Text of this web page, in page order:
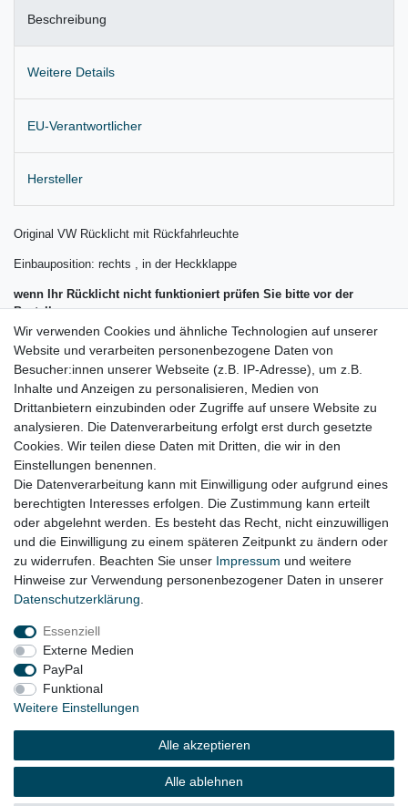
Beschreibung
Weitere Details
EU-Verantwortlicher
Hersteller
Original VW Rücklicht mit Rückfahrleuchte
Einbauposition: rechts , in der Heckklappe
wenn Ihr Rücklicht nicht funktioniert prüfen Sie bitte vor der
Bestellung
das Kabel von der Heckklappe zur Karosserie auf einen Kabelbruch
! (häufiger Fehler)
Lieferung wie abgebildet
VW Golf 5 Kurzheck Bj. 2003 - 2008
Lieferzeit etwa 1 bis 3 Werktage
Wir verwenden Cookies und ähnliche Technologien auf unserer
Website und verarbeiten personenbezogene Daten von
Besucher:innen unserer Webseite (z.B. IP-Adresse), um z.B.
Inhalte und Anzeigen zu personalisieren, Medien von
Drittanbietern einzubinden oder Zugriffe auf unsere Website zu
analysieren. Die Datenverarbeitung erfolgt erst durch gesetzte
Cookies. Wir teilen diese Daten mit Dritten, die wir in den
Einstellungen benennen.
Die Datenverarbeitung kann mit Einwilligung oder aufgrund eines
berechtigten Interesses erfolgen. Die Zustimmung kann erteilt
oder abgelehnt werden. Es besteht das Recht, nicht einzuwilligen
und die Einwilligung zu einem späteren Zeitpunkt zu ändern oder
zu widerrufen. Beachten Sie unser Impressum und weitere
Hinweise zur Verwendung personenbezogener Daten in unserer
Daten­schutz­erklärung
Essenziell
Externe Medien
PayPal
Funktional
Weitere Einstellungen
Alle akzeptieren
Alle ablehnen
Impressum
Widerrufs­recht
© Copyright 2026 | Alle Rechte vorbehalten.